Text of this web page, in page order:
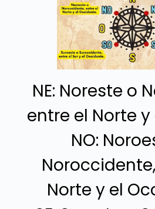
NE: Noreste o
entre el Norte y
NO:
Norte y el